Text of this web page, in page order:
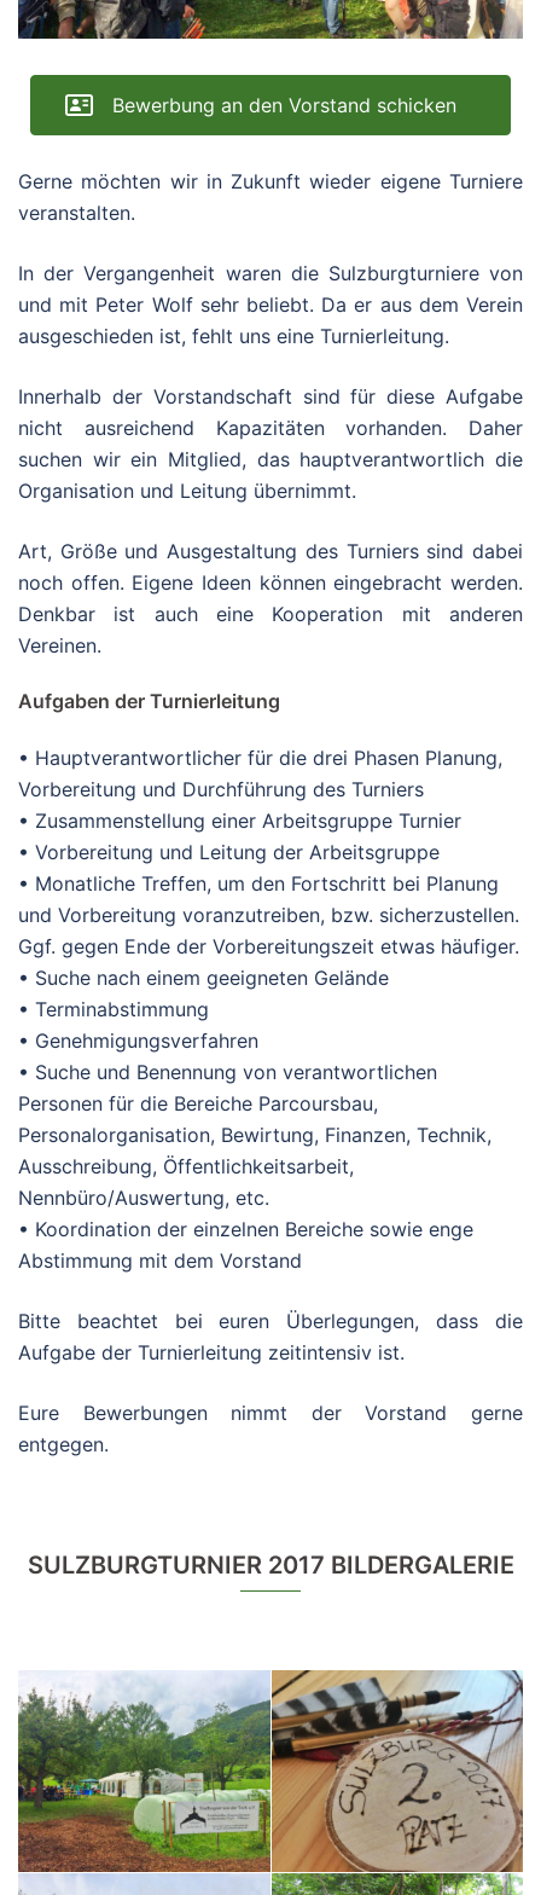
Bewerbung an den Vorstand schicken
Gerne möchten wir in Zukunft wieder eigene Turniere
veranstalten.
In der Vergangenheit waren die Sulzburgturnierevon
und mit Peter Wolf sehr beliebt. Da er aus dem Verein
ausgeschieden ist, fehlt uns eine Turnierleitung.
Innerhalb der Vorstandschaft sind für diese Aufgabe
nicht ausreichend Kapazitäten vorhanden. Daher
suchen wir ein Mitglied, das hauptverantwortlich die
Organisation und Leitung übernimmt.
Art, Größe und Ausgestaltung des Turniers sind dabei
noch offen. Eigene Ideen können eingebracht werden.
Denkbar ist auch eine Kooperation mit anderen
Vereinen.
Aufgaben der Turnierleitung
• Hauptverantwortlicher für die drei Phasen Planung,
Vorbereitung und Durchführung des Turniers
• Zusammenstellung einer Arbeitsgruppe Turnier
• Vorbereitung und Leitung der Arbeitsgruppe
• Monatliche Treffen, um den Fortschritt bei Planung
und Vorbereitung voranzutreiben, bzw. sicherzustellen.
Ggf. gegen Ende der Vorbereitungszeit etwas häufiger.
• Suche nach einem geeigneten Gelände
• Terminabstimmung
• Genehmigungsverfahren
• Suche und Benennung von verantwortlichen
Personen für die Bereiche Parcoursbau,
Personalorganisation, Bewirtung, Finanzen, Technik,
Ausschreibung, Öffentlichkeitsarbeit,
Nennbüro/Auswertung, etc.
• Koordination der einzelnen Bereiche sowie enge
Abstimmung mit dem Vorstand
Bitte beachtet bei euren Überlegungen, dass die
Aufgabe der Turnierleitung zeitintensiv ist.
Eure Bewerbungen nimmt der Vorstand gerne
entgegen.
SULZBURGTURNIER 2017 BILDERGALERIE